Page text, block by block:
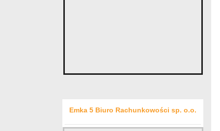
Emka 5 Biuro Rachunkowości sp. o.o.